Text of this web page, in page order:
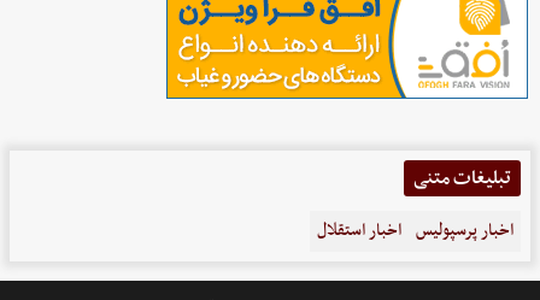
تبلیغات متنی
اخبار پرسپولیس اخبار استقلال